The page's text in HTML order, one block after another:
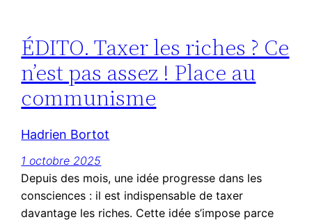
ÉDITO. Taxer les riches ? Ce
n’est pas assez ! Place au
communisme
Hadrien Bortot
1 octobre 2025
Depuis des mois, une idée progresse dans les
consciences : il est indispensable de taxer
davantage les riches. Cette idée s’impose parce